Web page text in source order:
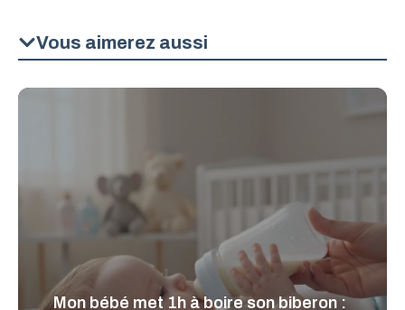
Vous aimerez aussi
Mon bébé met 1h à boire son biberon :